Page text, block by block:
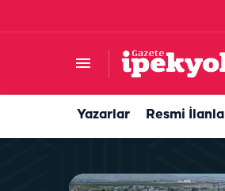
Yazarlar Resmi
Şanlıurfa’da fıstık